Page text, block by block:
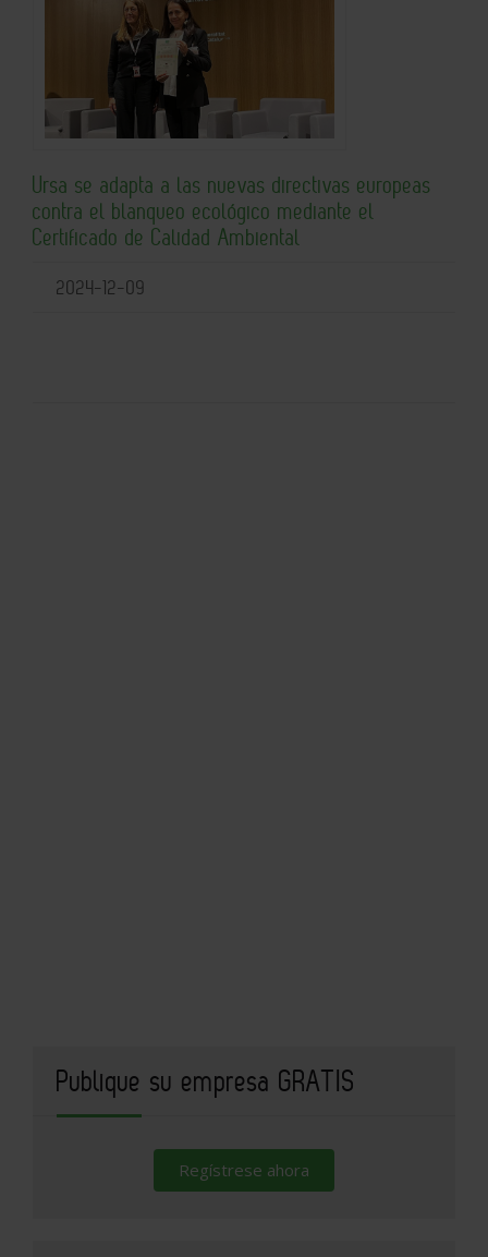
Ursa se adapta a las nuevas directivas europeas
contra el blanqueo ecológico mediante el
Certificado de Calidad Ambiental
2024-12-09
Publique su empresa GRATIS
Regístrese ahora